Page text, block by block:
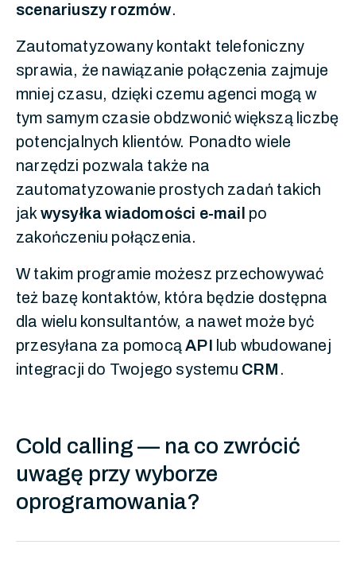
scenariuszy rozmów.
Zautomatyzowany kontakt telefoniczny
sprawia, że nawiązanie połączenia zajmuje
mniej czasu, dzięki czemu agenci mogą w
tym samym czasie obdzwonić większą liczbę
potencjalnych klientów. Ponadto wiele
narzędzi pozwala także na
zautomatyzowanie prostych zadań takich
jak wysyłka wiadomości e-mail po
zakończeniu połączenia.
W takim programie możesz przechowywać
też bazę kontaktów, która będzie dostępna
dla wielu konsultantów, a nawet może być
przesyłana za pomocąAPI lub wbudowanej
integracji do Twojego systemu CRM .
Cold calling — na co zwrócić
uwagę przy wyborze
oprogramowania?